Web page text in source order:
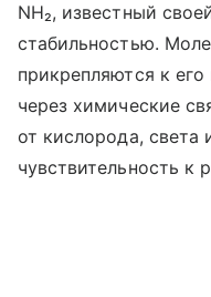
NH₂, известный
стабильностью.
прикрепляются к его
через химические
от кислорода, света
чувствительность к